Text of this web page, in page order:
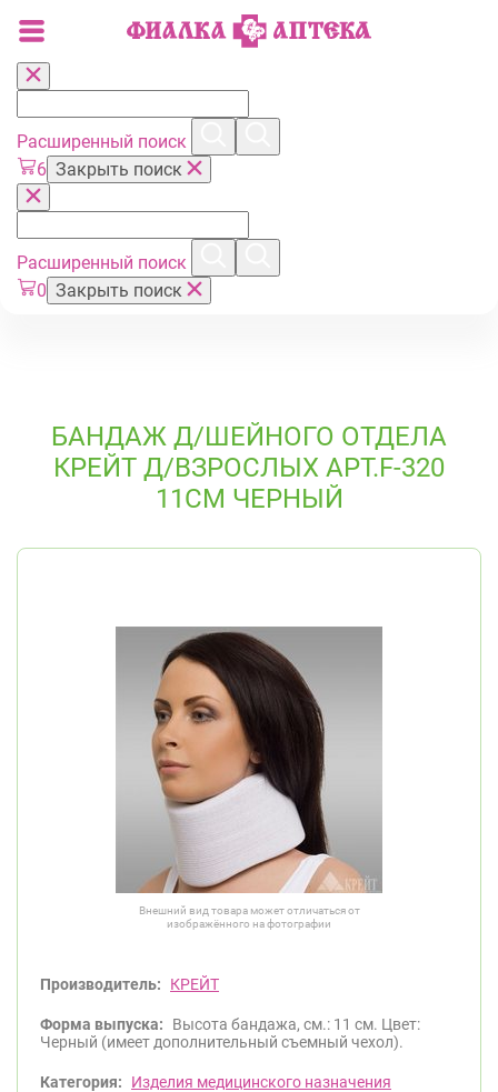
Расширенный поиск
6 Закрыть поиск
Расширенный поиск
0 Закрыть поиск
БАНДАЖ Д/ШЕЙНОГО ОТДЕЛА
КРЕЙТ Д/ВЗРОСЛЫХ АРТ.F-320
11СМ ЧЕРНЫЙ
Внешний вид товара может отличаться от
изображённого на фотографии
Производитель: КРЕЙТ
Форма выпуска:
Высота бандажа, см.: 11 см. Цвет:
Черный (имеет дополнительный съемный чехол).
Категория: Изделия медицинского назначения